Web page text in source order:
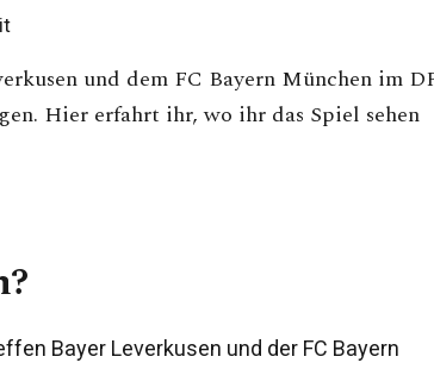
und dem FC Bayern München im
Hier erfahrt ihr, wo ihr das Spiel sehen
Bayer Leverkusen und der FC Bayern